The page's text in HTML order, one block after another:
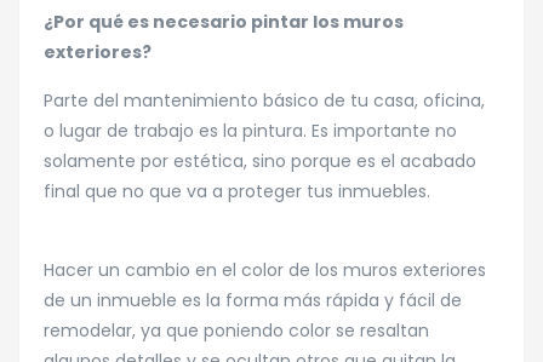
¿Por qué es necesario pintar los muros
exteriores?
Parte del mantenimiento básico de tu casa, oficina,
o lugar de trabajo es la pintura. Es importante no
solamente por estética, sino porque es el acabado
final que no que va a proteger tus inmuebles.
Hacer un cambio en el color de los muros exteriores
de un inmueble es la forma más rápida y fácil de
remodelar, ya que poniendo color se resaltan